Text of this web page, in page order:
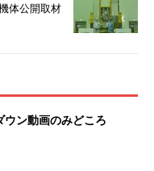
体公開取材
ウン動画のみどころ